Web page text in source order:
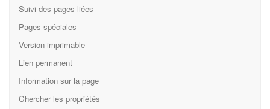
Suivi des pages liées
Pages spéciales
Version imprimable
Lien permanent
Information sur la page
Chercher les propriétés